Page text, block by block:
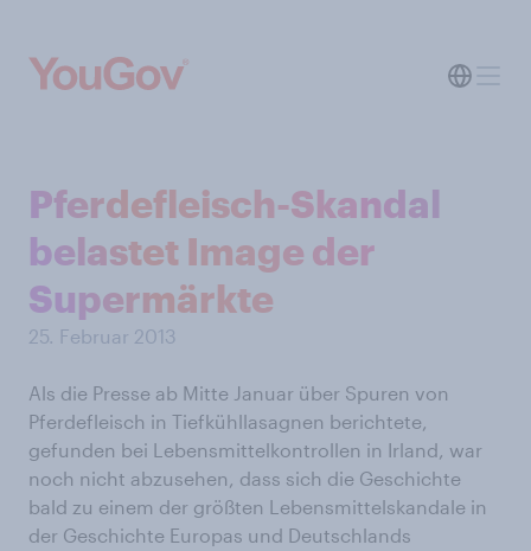
Pferdefleisch-Skandal
belastet Image der
Supermärkte
25. Februar 2013
Als die Presse ab Mitte Januar über Spuren von
Pferdefleisch in Tiefkühllasagnen berichtete,
gefunden bei Lebensmittelkontrollen in Irland, war
noch nicht abzusehen, dass sich die Geschichte
bald zu einem der größten Lebensmittelskandale in
der Geschichte Europas und Deutschlands